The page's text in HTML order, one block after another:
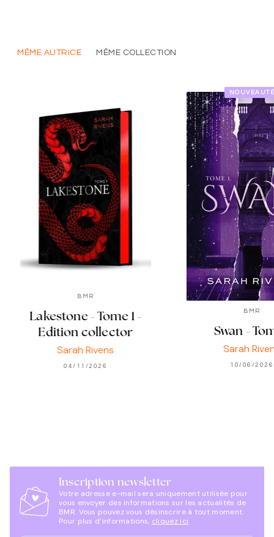
MÊME AUTRICE MÊME COLLECTION
BMR
Lakestone - Tome 1 -
Edition collector
Sarah Rivens
04/11/2026
BMR
Swan -
Sarah
10/06/2026
Inscription newsletter
Votre adresse e-mail sera uniquement utilisée pour
vous envoyer des informations sur les actualités de
BMR. Vous pouvez vous désinscrire à tout moment.
Pour plus d’informations, cliquez ici.